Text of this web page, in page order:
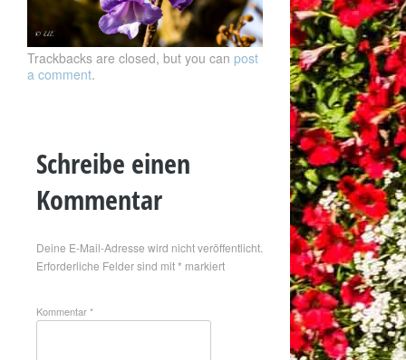
Trackbacks are closed, but you can post
a comment.
Schreibe einen
Kommentar
Deine E-Mail-Adresse wird nicht veröffentlicht.
Erforderliche Felder sind mit* markiert
Kommentar*